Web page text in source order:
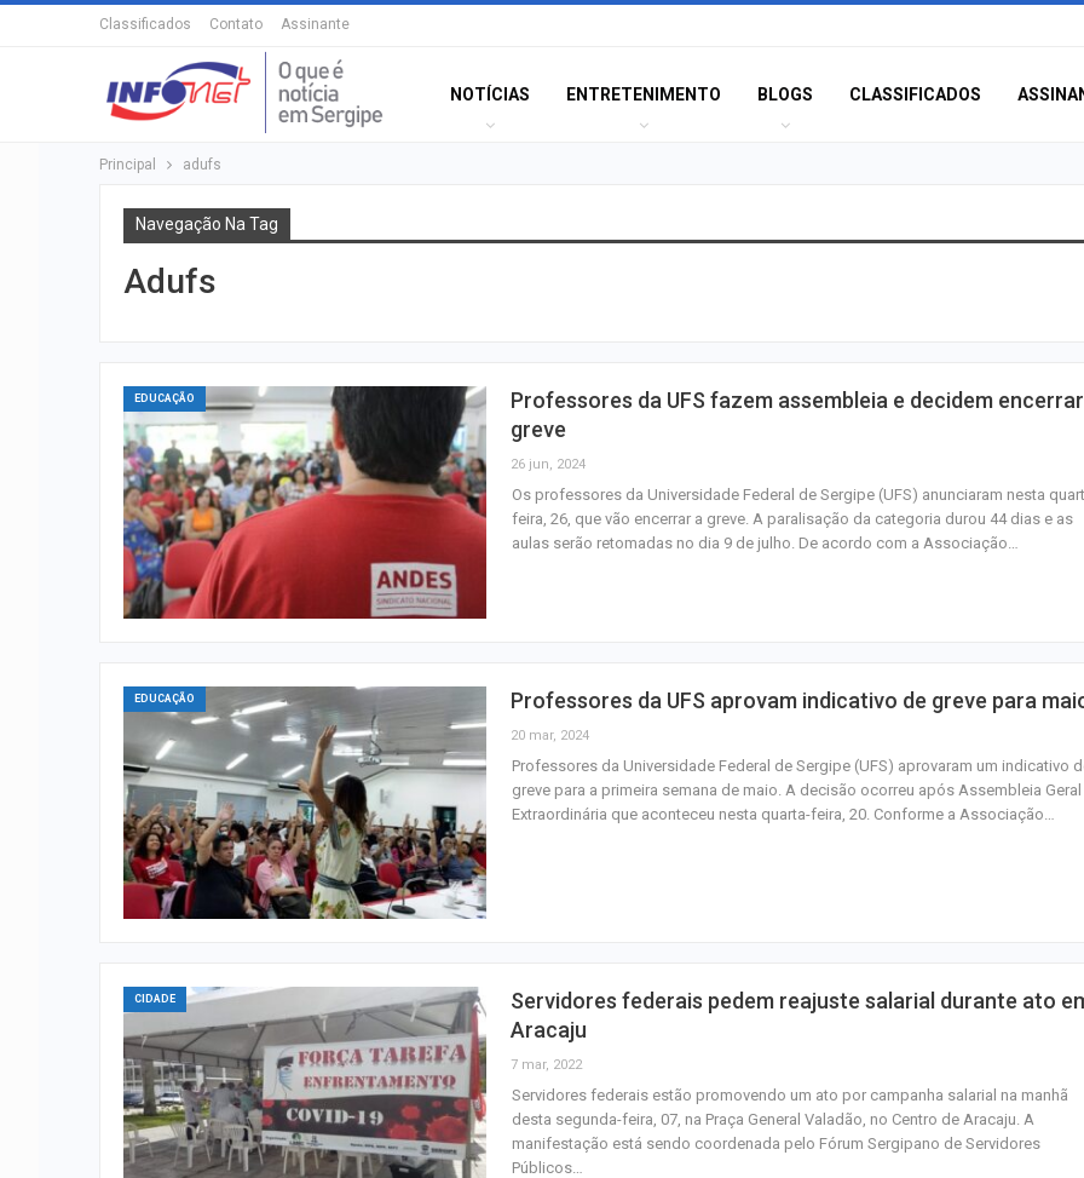
Classificados Contato Assinante
NOTÍCIAS ENTRETENIMENTO BLOGS CLASSIFICADOS
Principal adufs
Navegação Na Tag
Adufs
EDUCAÇÃO
Professores da UFS fazem assembleia e decidem
greve
26 jun, 2024
Os professores da Universidade Federal de Sergipe (UFS) anunciaram nesta
feira, 26, que vão encerrar a greve. A paralisação da categoria durou 44 dias e as
aulas serão retomadas no dia 9 de julho. De acordo com a Associação…
EDUCAÇÃO Professores da UFS aprovam indicativo de greve para
20 mar, 2024
Professores da Universidade Federal de Sergipe (UFS) aprovaram um indicativo
greve para a primeira semana de maio. A decisão ocorreu após Assembleia Geral
Extraordinária que aconteceu nesta quarta-feira, 20. Conforme a Associação…
CIDADE
Servidores federais pedem reajuste salarial durante ato
Aracaju
7 mar, 2022
Servidores federais estão promovendo um ato por campanha salarial na manhã
desta segunda-feira, 07, na Praça General Valadão, no Centro de Aracaju. A
manifestação está sendo coordenada pelo Fórum Sergipano de Servidores
Públicos…
Polícia Civil
Câmara de
abre concurso
Filarmônica de
realiza concerto
homenagem ao
pretendem